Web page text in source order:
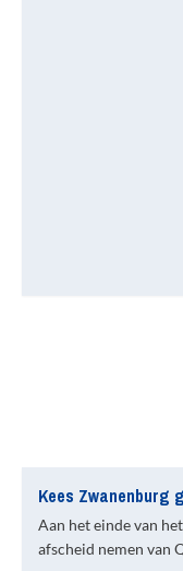
Aan het einde van
afscheid nemen van